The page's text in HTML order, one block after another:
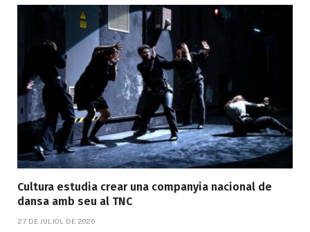
Cultura estudia crear una companyia nacional de
dansa amb seu al TNC
27 DE JULIOL DE 2026